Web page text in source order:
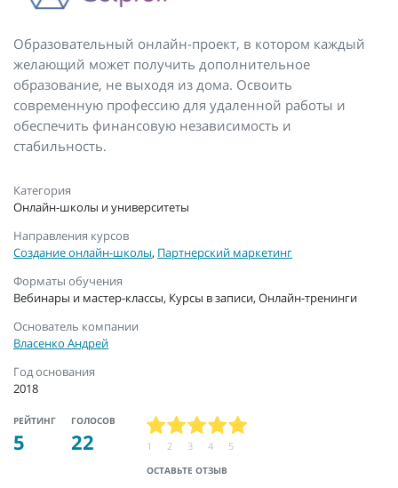
Образовательный онлайн-проект, в котором каждый
желающий может получить дополнительное
образование, не выходя из дома. Освоить
современную профессию для удаленной работы и
обеспечить финансовую независимость и
стабильность.
Категория
Онлайн-школы и университеты
Направления курсов
Создание онлайн-школы, Партнерский маркетинг
Форматы обучения
Вебинары и мастер-классы, Курсы в записи, Онлайн-тренинги
Основатель компании
Власенко Андрей
Год основания
2018
РЕЙТИНГ
5
ГОЛОСОВ
22
ОСТАВЬТЕ ОТЗЫВ
1 2 3 4 5